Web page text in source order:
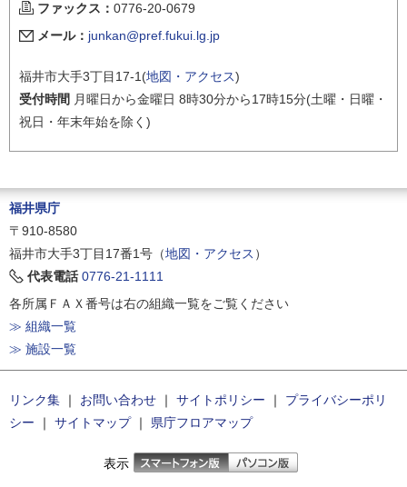
ファックス： 0776-20-0679
メール： junkan@pref.fukui.lg.jp
福井市大手3丁目17-1(地図・アクセス)
受付時間 月曜日から金曜日 8時30分から17時15分(土曜・日曜・
祝日・年末年始を除く)
福井県庁
〒910-8580
福井市大手3丁目17番1号（地図・アクセス ）
代表電話 0776-21-1111
各所属ＦＡＸ番号は右の組織一覧をご覧ください
≫ 組織一覧
≫ 施設一覧
リンク集 ｜ お問い合わせ ｜ サイトポリシー ｜
プライバシーポリ
シー ｜ サイトマップ｜ 県庁フロアマップ
表示